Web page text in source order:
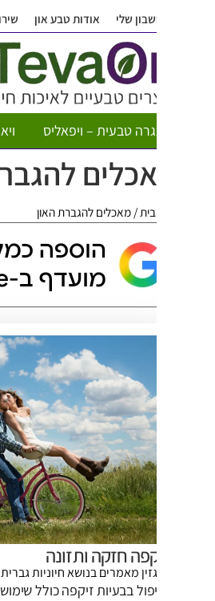
אודות טבע און שירות לקוחות
טבעית – ויפאליס ויאגרה לנשים
להגברת
מאכלים להגברת האון
חזקה ותזונה
מאמרים בנושא חיוניות גברית
בבעיות זיקפה כולל שימוש בשיטות